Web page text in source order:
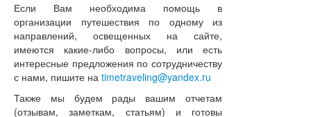
Если Вам необходима помощь в
организации путешествия по одному из
направлений, освещенных на сайте,
имеются какие-либо вопросы, или есть
интересные предложения по сотрудничеству
с нами, пишите на timetraveling@yandex.ru
Также мы будем рады вашим отчетам
(отзывам, заметкам, статьям) и готовы